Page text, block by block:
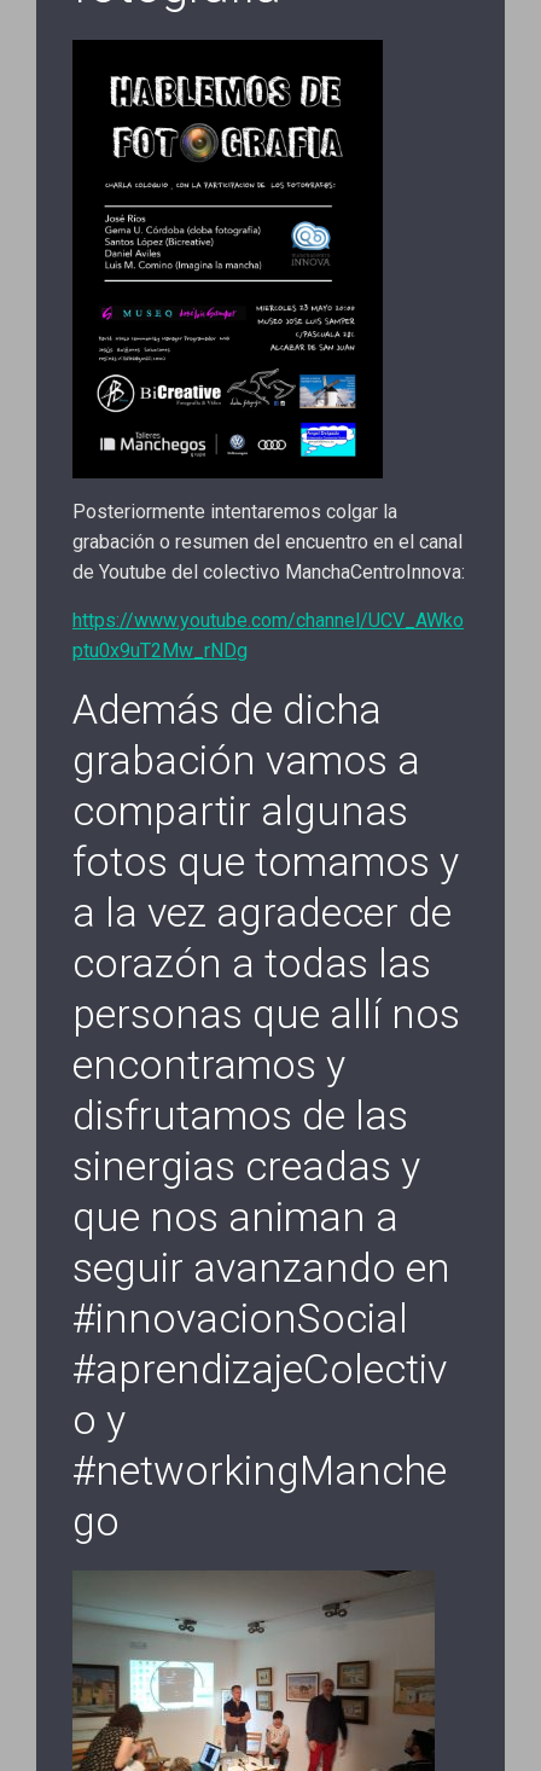
Posteriormente intentaremos colgar la
grabación o resumen del encuentro en el canal
de Youtube del colectivo ManchaCentroInnova:
https://www.youtube.com/channel/UCV_AWko
ptu0x9uT2Mw_rNDg
Además de dicha
grabación vamos a
compartir algunas
fotos que tomamos y
a la vez agradecer de
corazón a todas las
personas que allí nos
encontramos y
disfrutamos de las
sinergias creadas y
que nos animan a
seguir avanzando en
#innovacionSocial
#aprendizajeColectiv
o y
#networkingManche
go